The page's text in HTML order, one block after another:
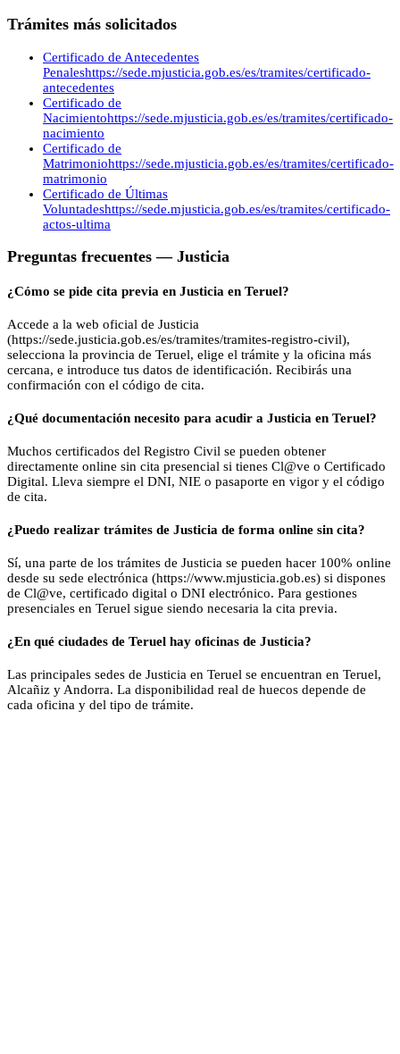
Trámites más solicitados
Certificado de Antecedentes
Penaleshttps://sede.mjusticia.gob.es/es/tramites/certificado-
antecedentes
Certificado de
Nacimientohttps://sede.mjusticia.gob.es/es/tramites/certificado-
nacimiento
Certificado de
Matrimoniohttps://sede.mjusticia.gob.es/es/tramites/certificado-
matrimonio
Certificado de Últimas
Voluntadeshttps://sede.mjusticia.gob.es/es/tramites/certificado-
actos-ultima
Preguntas frecuentes — Justicia
¿Cómo se pide cita previa en Justicia en Teruel?
Accede a la web oficial de Justicia
(https://sede.justicia.gob.es/es/tramites/tramites-registro-civil),
selecciona la provincia de Teruel, elige el trámite y la oficina más
cercana, e introduce tus datos de identificación. Recibirás una
confirmación con el código de cita.
¿Qué documentación necesito para acudir a Justicia en Teruel?
Muchos certificados del Registro Civil se pueden obtener
directamente online sin cita presencial si tienes Cl@ve o Certificado
Digital. Lleva siempre el DNI, NIE o pasaporte en vigor y el código
de cita.
¿Puedo realizar trámites de Justicia de forma online sin cita?
Sí, una parte de los trámites de Justicia se pueden hacer 100% online
desde su sede electrónica (https://www.mjusticia.gob.es) si dispones
de Cl@ve, certificado digital o DNI electrónico. Para gestiones
presenciales en Teruel sigue siendo necesaria la cita previa.
¿En qué ciudades de Teruel hay oficinas de Justicia?
Las principales sedes de Justicia en Teruel se encuentran en Teruel,
Alcañiz y Andorra. La disponibilidad real de huecos depende de
cada oficina y del tipo de trámite.